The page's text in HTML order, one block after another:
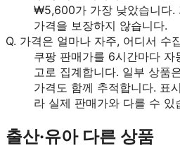
₩5,600가 가장 낮았습니다.
가격을 보장하지 않습니다.
Q. 가격은 얼마나 자주, 어디서 수
쿠팡 판매가를 6시간마다
고로 집계합니다. 일부 상품
가격도 함께 추적합니다. 표
라 실제 판매가와 다를 수 있
출산·유아다른 상품